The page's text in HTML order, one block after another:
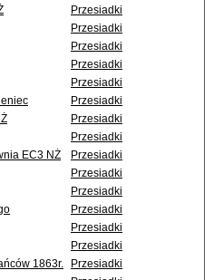
Przesiadki
Przesiadki
Przesiadki
Przesiadki
Przesiadki
Przesiadki
Przesiadki
Przesiadki
EC3 NŻ
Przesiadki
Przesiadki
Przesiadki
Przesiadki
Przesiadki
Przesiadki
1863r.
Przesiadki